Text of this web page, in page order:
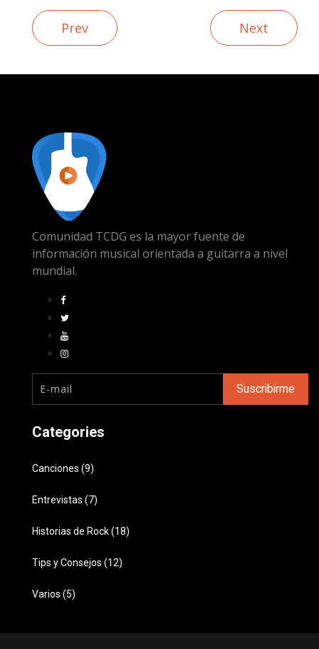
Prev Next
Comunidad TCDG es la mayor fuente de
información musical orientada a guitarra a nivel
mundial.
Categories
Canciones (9)
Entrevistas (7)
Historias de Rock (18)
Tips y Consejos (12)
Varios (5)